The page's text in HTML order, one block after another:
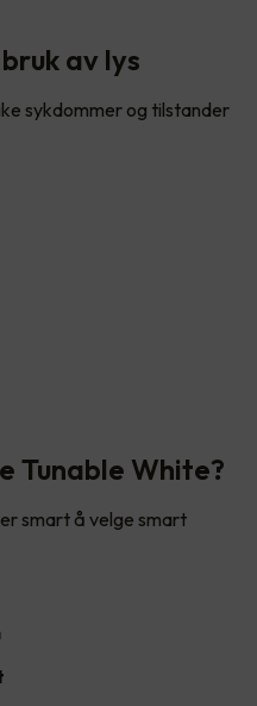
av lys
sykdommer og tilstander
Tunable White?
smart å velge smart